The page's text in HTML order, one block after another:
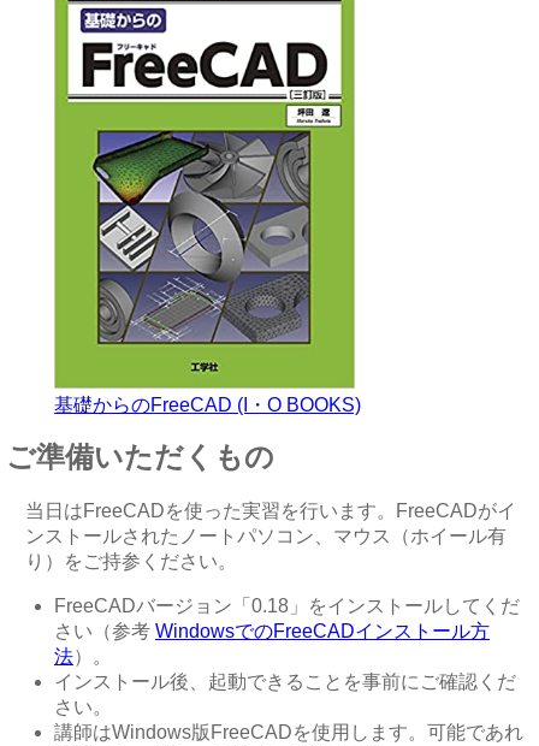
基礎からのFreeCAD (I・O BOOKS)
ご準備いただくもの
当日はFreeCADを使った実習を行います。FreeCADがイ
ンストールされたノートパソコン、マウス（ホイール有
り）をご持参ください。
FreeCADバージョン「0.18」をインストールしてくだ
さい（参考 WindowsでのFreeCADインストール方
法）。
インストール後、起動できることを事前にご確認くだ
さい。
講師はWindows版FreeCADを使用します。可能であれ